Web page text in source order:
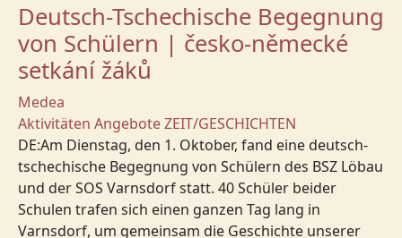
Deutsch-Tschechische Begegnung
von Schülern | česko-německé
setkání žáků
Medea
Aktivitäten AngeboteZEIT/GESCHICHTEN
DE:Am Dienstag, den 1. Oktober, fand eine deutsch-
tschechische Begegnung von Schülern des BSZ Löbau
und der SOS Varnsdorf statt. 40 Schüler beider
Schulen trafen sich einen ganzen Tag lang in
Varnsdorf, um gemeinsam die Geschichte unserer